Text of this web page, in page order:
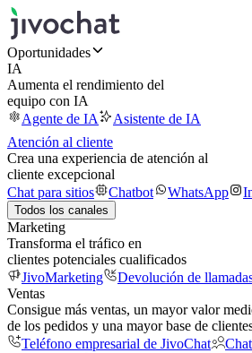
Oportunidades
IA
Aumenta el rendimiento del
equipo con IA
Agente de IA
Asistente de IA
Atención al cliente
Crea una experiencia de atención al
cliente excepcional
Chat para sitios
Chatbot WhatsApp
Todos los canales
Marketing
Transforma el tráfico en
clientes potenciales cualificados
JivoMarketing
Devolución de
Ventas
Consigue más ventas, un mayor valor
de los pedidos y una mayor base de
Teléfono empresarial de JivoChat